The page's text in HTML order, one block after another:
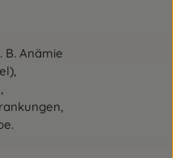
B. Anämie